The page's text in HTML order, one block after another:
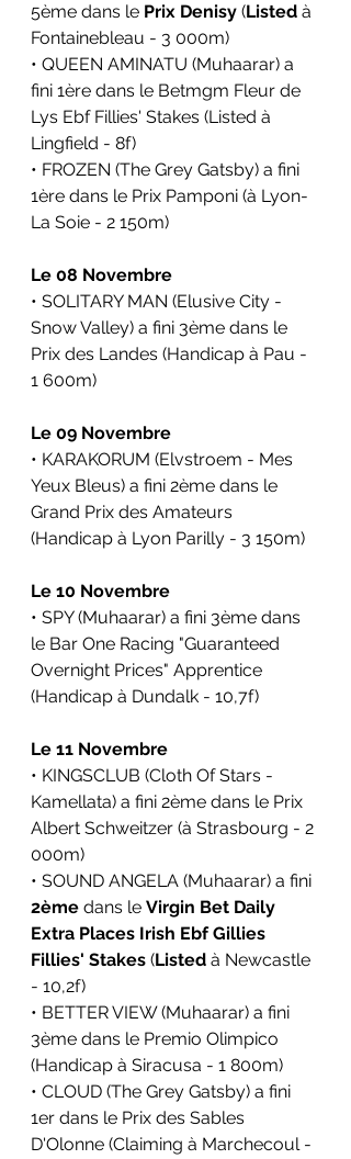
5ème dans le Prix Denisy (Listed à
Fontainebleau - 3 000m)
• QUEEN AMINATU (Muhaarar) a
fini 1ère dans le Betmgm Fleur de
Lys Ebf Fillies' Stakes (Listed à
Lingfield - 8f)
• FROZEN (The Grey Gatsby) a fini
1ère dans le Prix Pamponi (à Lyon-
La Soie - 2 150m)
Le 08 Novembre
• SOLITARY MAN (Elusive City -
Snow Valley) a fini 3ème dans le
Prix des Landes (Handicap à Pau -
1 600m)
Le 09 Novembre
• KARAKORUM (Elvstroem - Mes
Yeux Bleus) a fini 2ème dans le
Grand Prix des Amateurs
(Handicap à Lyon Parilly - 3 150m)
Le 10 Novembre
• SPY (Muhaarar) a fini 3ème dans
le Bar One Racing "Guaranteed
Overnight Prices" Apprentice
(Handicap à Dundalk - 10,7f)
Le 11 Novembre
• KINGSCLUB (Cloth Of Stars -
Kamellata) a fini 2ème dans le Prix
Albert Schweitzer (à Strasbourg - 2
000m)
• SOUND ANGELA (Muhaarar) a fini
2ème dans le Virgin Bet Daily
Extra Places Irish Ebf Gillies
Fillies' Stakes (Listed à Newcastle
- 10,2f)
• BETTER VIEW (Muhaarar) a fini
3ème dans le Premio Olimpico
(Handicap à Siracusa - 1 800m)
• CLOUD (The Grey Gatsby) a fini
1er dans le Prix des Sables
D'Olonne (Claiming à Marchecoul -